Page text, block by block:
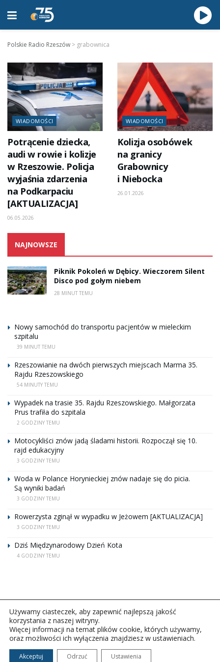
Polskie Radio Rzeszów > grabownica
WIADOMOŚCI
Potrącenie dziecka,
audi w rowie i kolizje
w Rzeszowie. Policja
wyjaśnia zdarzenia
na Podkarpaciu
[AKTUALIZACJA]
06.05.2026
WIADOMOŚCI
Kolizja osobówek
na granicy
Grabownicy
i Niebocka
26.01.2026
NAJNOWSZE
Piknik Pokoleń w Dębicy. Wieczorem Silent
Disco pod gołym niebem
28 MINUT TEMU
Nowy samochód do transportu pacjentów w mieleckim
szpitalu
39 MINUT TEMU
Rzeszowianie na dwóch pierwszych miejscach Marma 35.
Rajdu Rzeszowskiego
54 MINUTY TEMU
Wypadek na trasie 35. Rajdu Rzeszowskiego. Małgorzata
Prus trafiła do szpitala
2 GODZINY TEMU
Motocykliści znów jadą śladami historii. Rozpoczął się 10.
rajd edukacyjny
3 GODZINY TEMU
Woda w Polance Horynieckiej znów nadaje się do picia.
Są wyniki badań
3 GODZINY TEMU
Rowerzysta zginął w wypadku w Jeżowem [AKTUALIZACJA]
3 GODZINY TEMU
Dziś Międzynarodowy Dzień Kota
4 GODZINY TEMU
Copyright © 2026Polskie Radio Rzeszów S.A. w likwidacj.
Wszelkie prawa zastrzeżone.
Używamy ciasteczek, aby zapewnić najlepszą jakość
korzystania z naszej witryny.
Więcej informacji na temat plików cookie, których używamy,
oraz możliwości ich wyłączenia znajdziesz w ustawieniach.
Akceptuj Odrzuć Ustawienia